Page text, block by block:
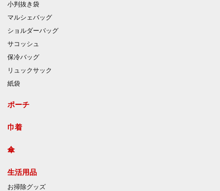
小判抜き袋
マルシェバッグ
ショルダーバッグ
サコッシュ
保冷バッグ
リュックサック
紙袋
ポーチ
巾着
傘
生活用品
お掃除グッズ